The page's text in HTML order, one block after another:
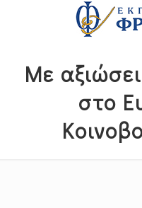
Με
στο